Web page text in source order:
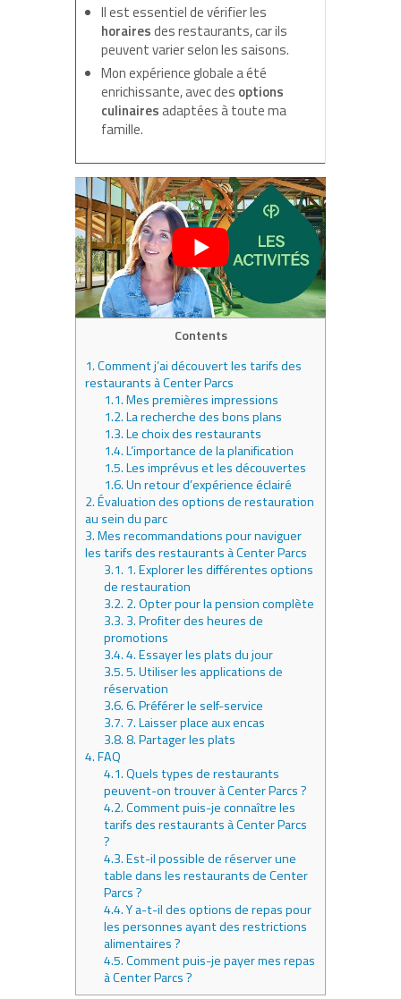
Il est essentiel de vérifier les
horairesdes restaurants, car ils
peuvent varier selon les saisons.
Mon expérience globale a été
enrichissante, avec des options
culinaires adaptées à toute ma
famille.
Contents
1.Comment j’ai découvert les tarifs des
restaurants à Center Parcs
1.1.Mes premières impressions
1.2.La recherche des bons plans
1.3.Le choix des restaurants
1.4.L’importance de la planification
1.5.Les imprévus et les découvertes
1.6.Un retour d’expérience éclairé
2.Évaluation des options de restauration
au sein du parc
3.Mes recommandations pour naviguer
les tarifs des restaurants à Center Parcs
3.1. 1. Explorer les différentes options
de restauration
3.2. 2. Opter pour la pension complète
3.3. 3. Profiter des heures de
promotions
3.4.4. Essayer les plats du jour
3.5.5. Utiliser les applications de
réservation
3.6.6. Préférer le self-service
3.7. 7. Laisser place aux encas
3.8.8. Partager les plats
4.FAQ
4.1.Quels types de restaurants
peuvent-on trouver à Center Parcs ?
4.2.Comment puis-je connaître les
tarifs des restaurants à Center Parcs
?
4.3.Est-il possible de réserver une
table dans les restaurants de Center
Parcs ?
4.4.Y a-t-il des options de repas pour
les personnes ayant des restrictions
alimentaires ?
4.5.Comment puis-je payer mes repas
à Center Parcs ?